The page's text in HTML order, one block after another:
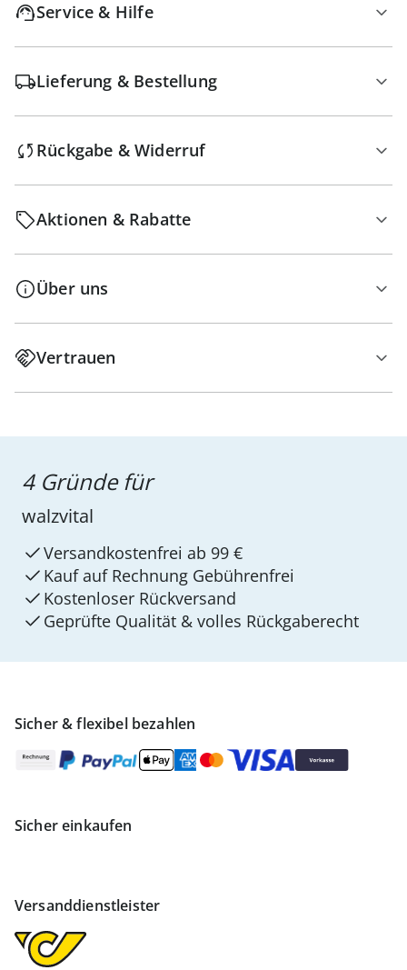
Service & Hilfe
Lieferung & Bestellung
Rückgabe & Widerruf
Aktionen & Rabatte
Über uns
Vertrauen
Sicher & flexibel bezahlen
Sicher einkaufen
Versanddienstleister
4 Gründe für
walzvital
Versandkostenfrei ab 99 €
Kauf auf Rechnung Gebührenfrei
Kostenloser Rückversand
Geprüfte Qualität & volles Rückgaberecht